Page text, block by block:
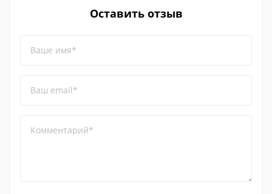
Оставить отзыв
Ваше имя*
Ваш email*
Комментарий*